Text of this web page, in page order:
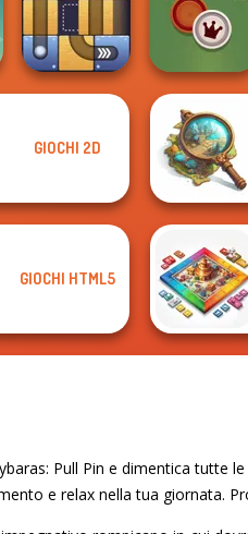
Checkers
GIOCHI 2D
GIOCHI HTML5
Pull Pin e dimentica tutte
e relax nella tua giornata.